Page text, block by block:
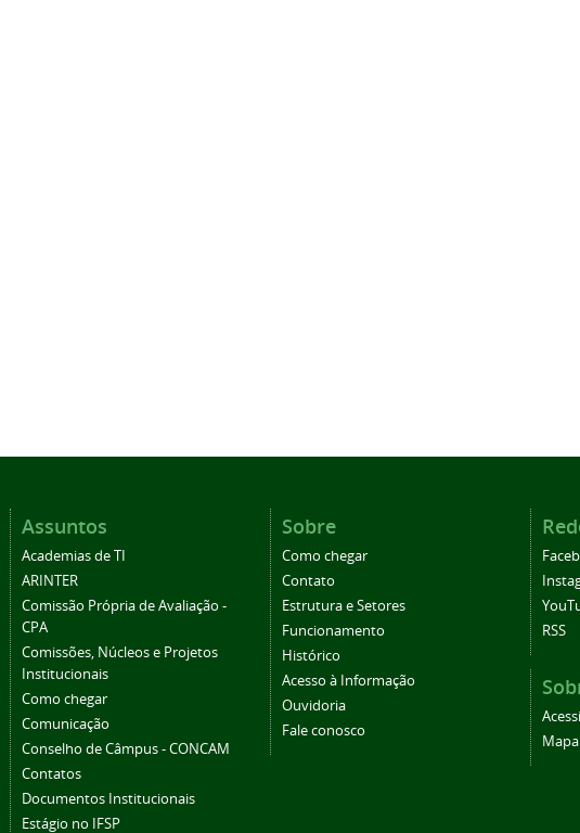
Assuntos
Academias de TI
ARINTER
Comissão Própria de Avaliação -
CPA
Comissões, Núcleos e Projetos
Institucionais
Como chegar
Comunicação
Conselho de Câmpus - CONCAM
Contatos
Documentos Institucionais
Estágio no IFSP
Sobre
Como chegar
Contato
Estrutura e Setores
Funcionamento
Histórico
Acesso à Informação
Ouvidoria
Fale conosco
RSS